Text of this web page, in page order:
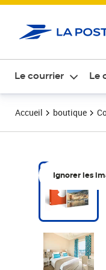
Le courrier Le
Accueil boutique
Ignorer les